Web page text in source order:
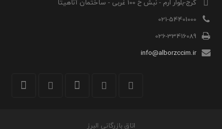
021-54401000
026-33416089
info@alborzccim.ir
اتاق بازرگانی البرز